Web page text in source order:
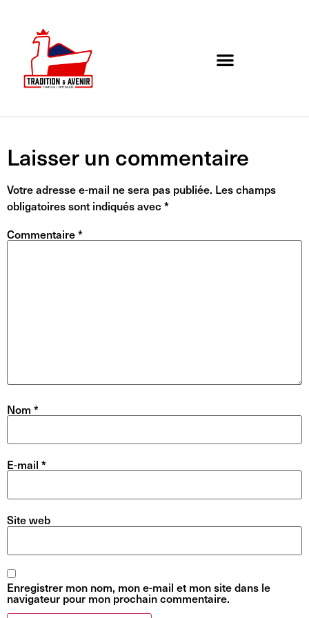
Laisser un commentaire
Votre adresse e-mail ne sera pas publiée. Les champs
obligatoires sont indiqués avec *
Commentaire*
Nom *
E-mail *
Site web
Enregistrer mon nom, mon e-mail et mon site dans le
navigateur pour mon prochain commentaire.